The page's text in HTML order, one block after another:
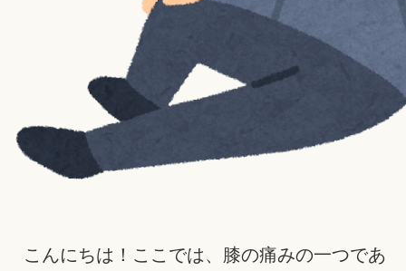
こんにちは！ここでは、膝の痛みの一つであ